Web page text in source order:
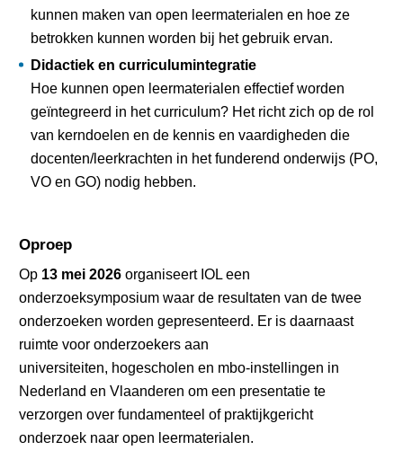
kunnen maken van open leermaterialen en hoe ze
betrokken kunnen worden bij het gebruik ervan.
Didactiek en curriculumintegratie
Hoe kunnen open leermaterialen effectief worden
geïntegreerd in het curriculum? Het richt zich op de rol
van kerndoelen en de kennis en vaardigheden die
docenten/leerkrachten in het funderend onderwijs (PO,
VO en GO) nodig hebben.
Oproep
Op 13 mei 2026 organiseert IOL een
onderzoeksymposium waar de resultaten van de twee
onderzoeken worden gepresenteerd. Er is daarnaast
ruimte voor onderzoekers aan
universiteiten, hogescholen en mbo-instellingen in
Nederland en Vlaanderen om een presentatie te
verzorgen over fundamenteel of praktijkgericht
onderzoek naar open leermaterialen.